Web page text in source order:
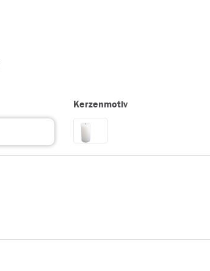
Kerzenmotiv